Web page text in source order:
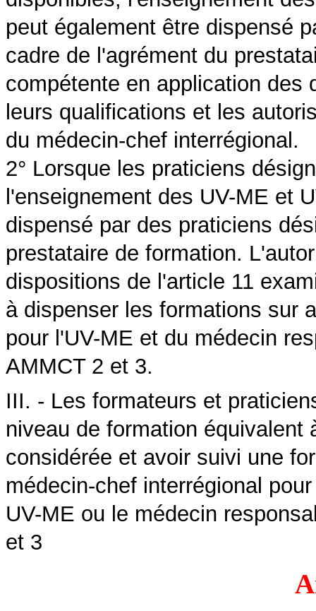
peut également être dispensé
cadre de l'agrément du
compétente en application des
leurs qualifications et les
du médecin-chef interrégional.
2° Lorsque les praticiens
l'enseignement des UV-ME et
dispensé par des praticiens
prestataire de formation.
dispositions de l'article 11
à dispenser les formations sur
pour l'UV-ME et du médecin
AMMCT 2 et 3.
III. - Les formateurs et
niveau de formation équivalent
considérée et avoir suivi une
médecin-chef interrégional
UV-ME ou le médecin
et 3